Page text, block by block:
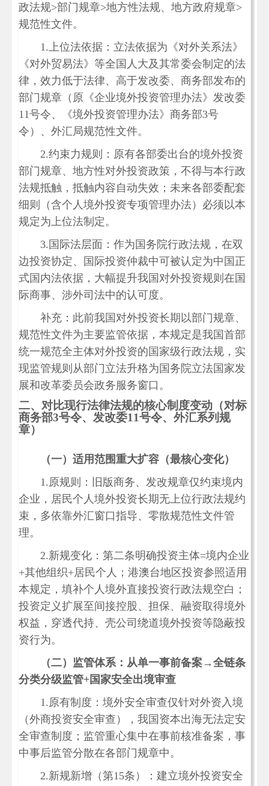
政法规>部门规章>地方性法规、地方政府规章>
规范性文件。
1.上位法依据：立法依据为《对外关系法》
《对外贸易法》等全国人大及其常委会制定的法
律，效力低于法律、高于发改委、商务部发布的
部门规章（原《企业境外投资管理办法》发改委
11号令、《境外投资管理办法》商务部3号
令）、外汇局规范性文件。
2.约束力规则：原有各部委出台的境外投资
部门规章、地方性对外投资政策，不得与本行政
法规抵触，抵触内容自动失效；未来各部委配套
细则（含个人境外投资专项管理办法）必须以本
规定为上位法制定。
3.国际法层面：作为国务院行政法规，在双
边投资协定、国际投资仲裁中可被认定为中国正
式国内法依据，大幅提升我国对外投资规则在国
际商事、涉外司法中的认可度。
补充：此前我国对外投资长期以部门规章、
规范性文件为主要监管依据，本规定是我国首部
统一规范全主体对外投资的国家级行政法规，实
现监管规则从部门立法升格为国务院立法国家发
展和改革委员会政务服务窗口。
二、对比现行法律法规的核心制度变动（对标
商务部3号令、发改委11号令、外汇系列规
章）
（一）适用范围重大扩容（最核心变化）
1.原规则：旧版商务、发改规章仅约束境内
企业，居民个人境外投资长期无上位行政法规约
束，多依靠外汇窗口指导、零散规范性文件管
理。
2.新规变化：第二条明确投资主体=境内企业
+其他组织+居民个人；港澳台地区投资参照适用
本规定，填补个人境外直接投资行政法规空白；
投资定义扩展至间接控股、担保、融资取得境外
权益，穿透代持、壳公司绕道境外投资等隐蔽投
资行为。
（二）监管体系：从单一事前备案→全链条
分类分级监管+国家安全出境审查
1.原有制度：境外安全审查仅针对外资入境
（外商投资安全审查），我国资本出海无法定安
全审查制度；监管重心集中在事前核准备案，事
中事后监管分散在各部门规章中。
2.新规新增（第15条）：建立境外投资安全